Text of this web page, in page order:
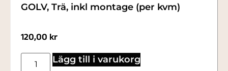
GOLV, Trä, inkl montage (per kvm)
120,00 kr
Lägg till i varukorg